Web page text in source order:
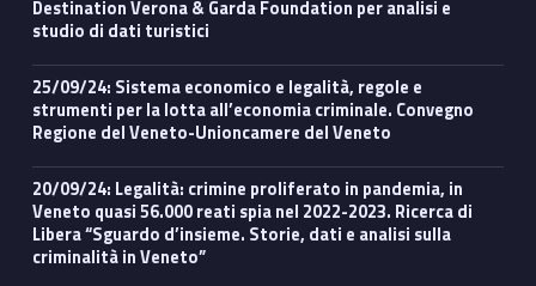
Destination Verona & Garda Foundation per analisi e
studio di dati turistici
25/09/24: Sistema economico e legalità, regole e
strumenti per la lotta all’economia criminale. Convegno
Regione del Veneto-Unioncamere del Veneto
20/09/24: Legalità: crimine proliferato in pandemia, in
Veneto quasi 56.000 reati spia nel 2022-2023. Ricerca di
Libera “Sguardo d’insieme. Storie, dati e analisi sulla
criminalità in Veneto”